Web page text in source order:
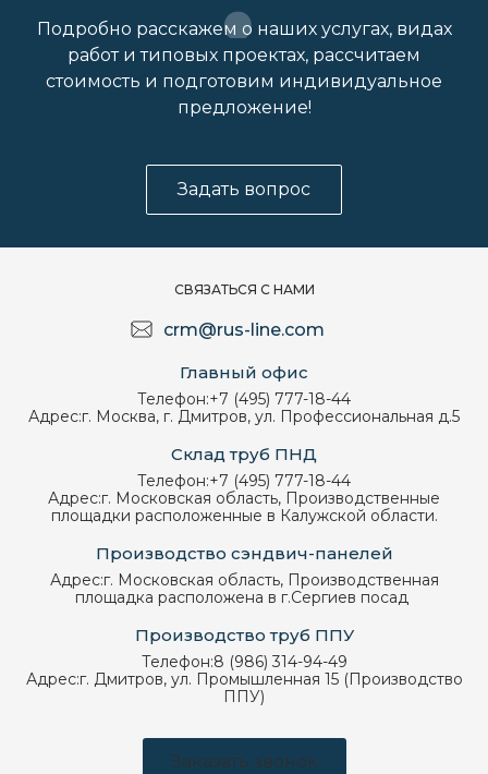
Подробно расскажем о наших услугах, видах
работ и типовых проектах, рассчитаем
стоимость и подготовим индивидуальное
предложение!
Задать вопрос
СВЯЗАТЬСЯ С НАМИ
crm@rus-line.com
Главный офис
Телефон:+7 (495) 777-18-44
Адрес:г. Москва, г. Дмитров, ул. Профессиональная д.5
Склад труб ПНД
Телефон:+7 (495) 777-18-44
Адрес:г. Московская область, Производственные
площадки расположенные в Калужской области.
Производство сэндвич-панелей
Адрес:г. Московская область, Производственная
площадка расположена в г.Сергиев посад
Производство труб ППУ
Телефон:8 (986) 314-94-49
Адрес:г. Дмитров, ул. Промышленная 15 (Производство
ППУ)
Заказать звонок